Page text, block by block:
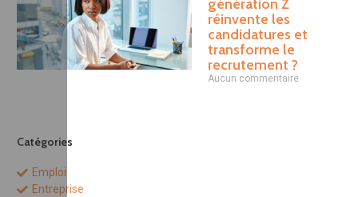
génération Z
réinvente les
candidatures et
transforme le
recrutement ?
Aucun commentaire
Catégories
Emploi
Entreprise